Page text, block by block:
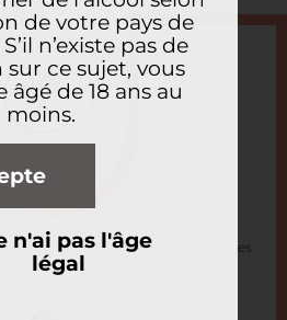
de votre pays de
n’existe pas de
ce sujet, vous
âgé de 18 ans au
moins.
n'ai pas l'âge
légal
Spécialiste des vins tranquilles